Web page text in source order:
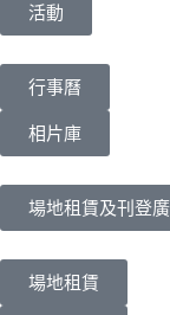
活動
行事曆
相片庫
場地租賃及刊登
場地租賃